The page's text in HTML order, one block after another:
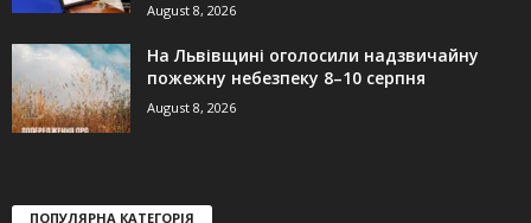
August 8, 2026
На Львівщині оголосили надзвичайну
пожежну небезпеку 8–10 серпня
August 8, 2026
ПОПУЛЯРНА КАТЕГОРІЯ